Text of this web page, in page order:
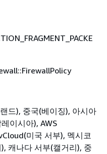
드), 중국(베이징), 아시아
이시아), AWS
미국 서부), 멕시코
캐나다 서부(캘거리), 중